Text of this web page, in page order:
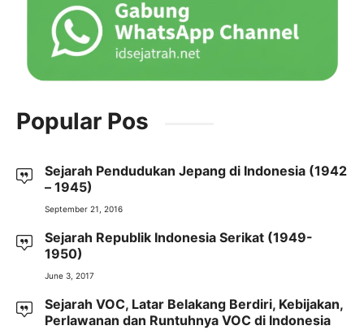
Popular Pos
Sejarah Pendudukan Jepang di Indonesia (1942
– 1945)
September 21, 2016
Sejarah Republik Indonesia Serikat (1949-
1950)
June 3, 2017
Sejarah VOC, Latar Belakang Berdiri, Kebijakan,
Perlawanan dan Runtuhnya VOC di Indonesia